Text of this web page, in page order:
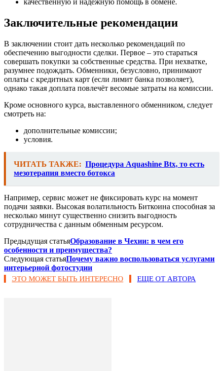
качественную и надёжную помощь в обмене.
Заключительные рекомендации
В заключении стоит дать несколько рекомендаций по
обеспечению выгодности сделки. Первое – это стараться
совершать покупки за собственные средства. При нехватке,
разумнее подождать. Обменники, безусловно, принимают
оплаты с кредитных карт (если лимит банка позволяет),
однако такая доплата повлечёт весомые затраты на комиссии.
Кроме основного курса, выставленного обменником, следует
смотреть на:
дополнительные комиссии;
условия.
ЧИТАТЬ ТАКЖЕ: Процедура Aquashine Btx, то есть
мезотерапия вместо ботокса
Например, сервис может не фиксировать курс на момент
подачи заявки. Высокая волатильность Биткоина способная за
несколько минут существенно снизить выгодность
сотрудничества с данным обменным ресурсом.
Предыдущая статьяОбразование в Чехии: в чем его
особенности и преимущества?
Следующая статьяПочему важно воспользоваться услугами
интерьерной фотостудии
ЭТО МОЖЕТ БЫТЬ ИНТЕРЕСНО ЕЩЕ ОТ АВТОРА